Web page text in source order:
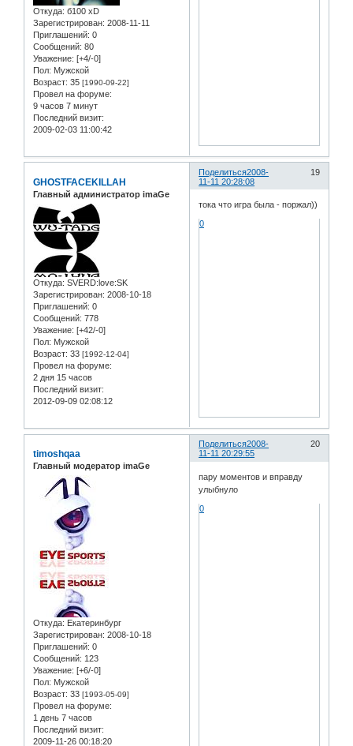
Откуда: б100 xD
Зарегистрирован: 2008-11-11
Приглашений: 0
Сообщений: 80
Уважение: [+4/-0]
Пол: Мужской
Возраст: 35 [1990-09-22]
Провел на форуме:
9 часов 7 минут
Последний визит:
2009-02-03 11:00:42
Поделиться 19
2008-
11-11 20:28:08
GHOSTFACEKILLAH
Главный администратор imaGe
Откуда: SVERD:love:SK
Зарегистрирован: 2008-10-18
Приглашений: 0
Сообщений: 778
Уважение: [+42/-0]
Пол: Мужской
Возраст: 33 [1992-12-04]
Провел на форуме:
2 дня 15 часов
Последний визит:
2012-09-09 02:08:12
тока что игра была - поржал))
0
Поделиться 20
2008-
11-11 20:29:55
timoshqaa
Главный модератор imaGe
Откуда: Екатеринбург
Зарегистрирован: 2008-10-18
Приглашений: 0
Сообщений: 123
Уважение: [+6/-0]
Пол: Мужской
Возраст: 33 [1993-05-09]
Провел на форуме:
1 день 7 часов
Последний визит:
2009-11-26 00:18:20
пару моментов и вправду
улыбнуло
0